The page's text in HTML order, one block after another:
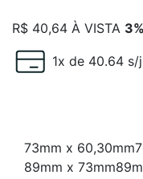
R$ 40,64 À VISTA
1x de 40.64
73mm x 60,30mm
89mm x 73mm